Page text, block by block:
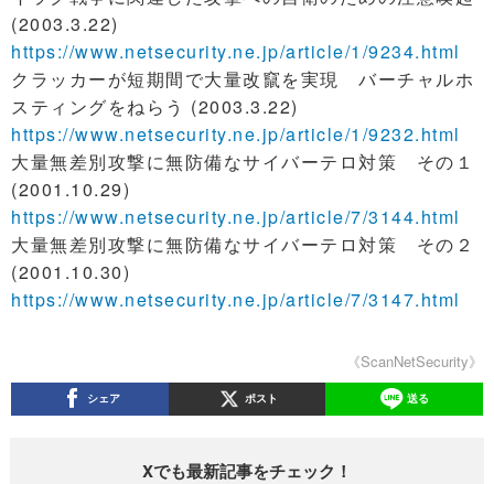
(2003.3.22)
https://www.netsecurity.ne.jp/article/1/9234.html
クラッカーが短期間で大量改竄を実現 バーチャルホ
スティングをねらう (2003.3.22)
https://www.netsecurity.ne.jp/article/1/9232.html
大量無差別攻撃に無防備なサイバーテロ対策 その１
(2001.10.29)
https://www.netsecurity.ne.jp/article/7/3144.html
大量無差別攻撃に無防備なサイバーテロ対策 その２
(2001.10.30)
https://www.netsecurity.ne.jp/article/7/3147.html
《ScanNetSecurity》
シェア ポスト 送る
Xでも最新記事をチェック！